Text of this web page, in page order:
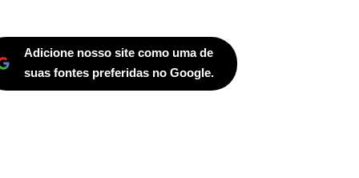
Adicione nosso site como uma de
suas fontes preferidas no Google.